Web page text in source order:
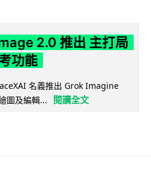
2.0 推出 主打局
功能
名義推出 Grok Imagine
圖及編輯...
閱讀全文